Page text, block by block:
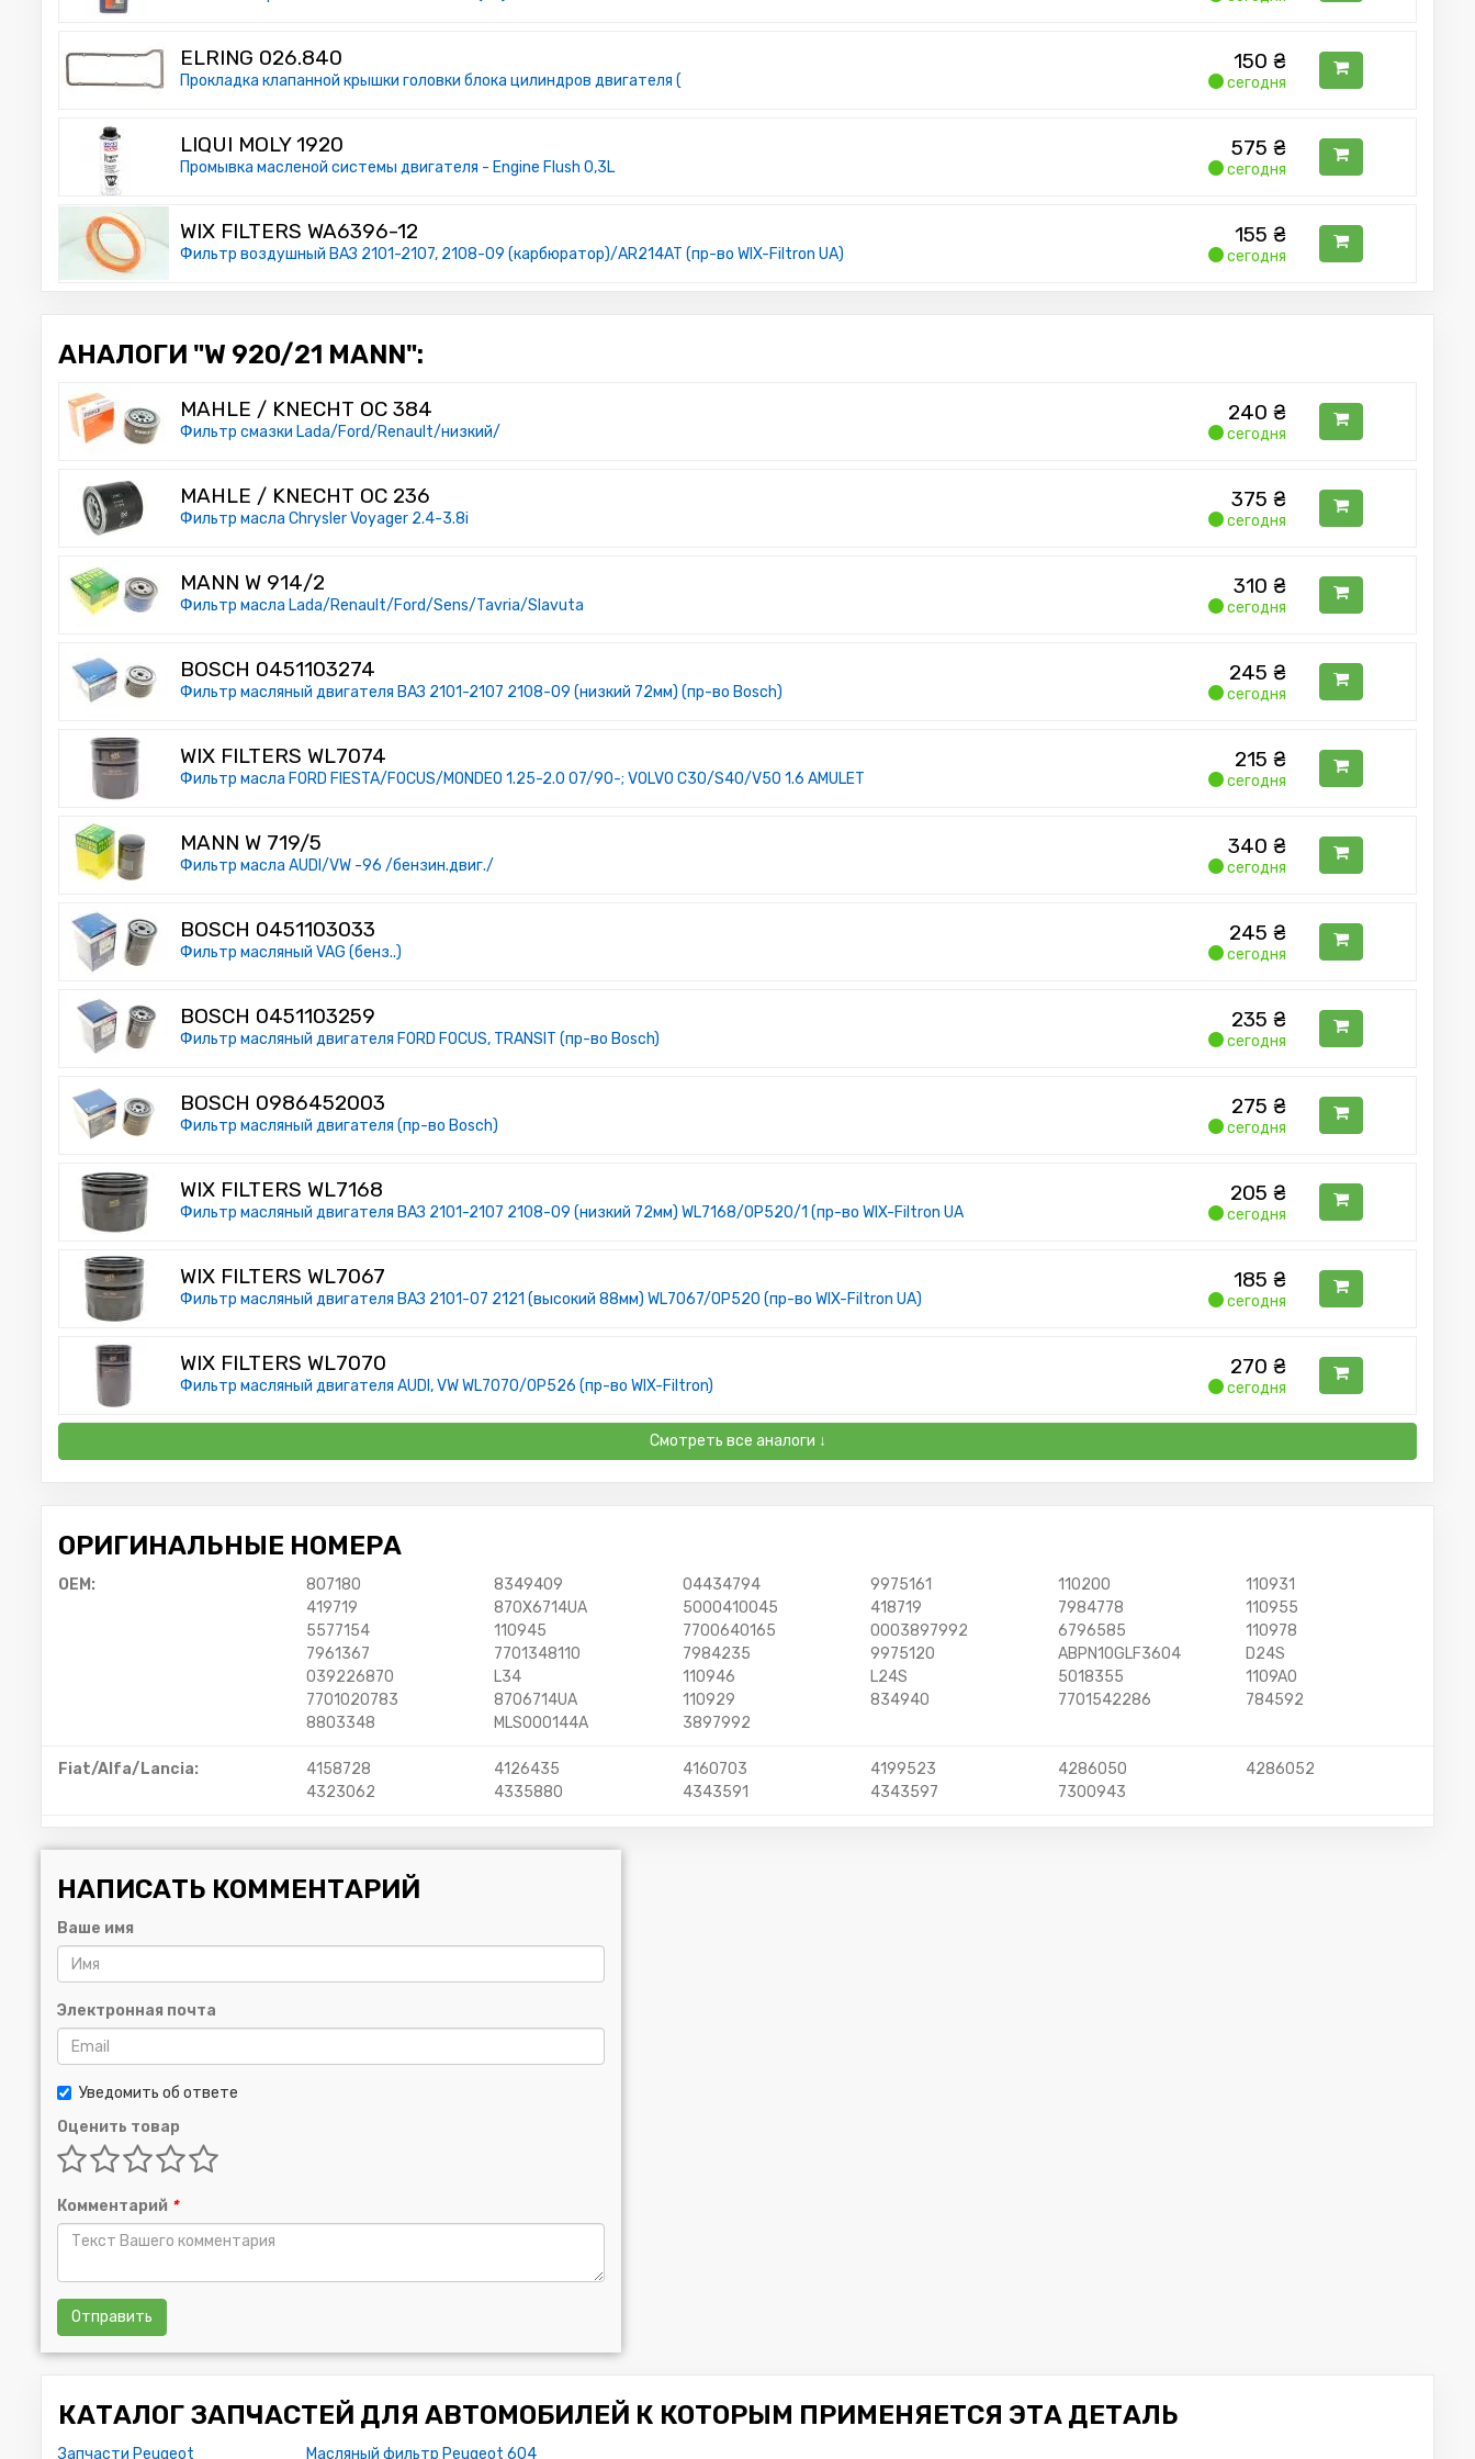
ELRING 026.840
Прокладка клапанной крышки головки блока цилиндров двигателя (
150 ₴
сегодня
LIQUI MOLY 1920
Промывка масленой системы двигателя - Engine Flush 0,3L
575 ₴
сегодня
WIX FILTERS WA6396-12
Фильтр воздушный ВАЗ 2101-2107, 2108-09 (карбюратор)/AR214AT (пр-во WIX-Filtron UA)
155 ₴
сегодня
АНАЛОГИ "W 920/21 MANN":
MAHLE / KNECHT OC 384
Фильтр смазки Lada/Ford/Renault/низкий/
240 ₴
сегодня
MAHLE / KNECHT OC 236
Фильтр масла Chrysler Voyager 2.4-3.8i
375 ₴
сегодня
MANN W 914/2
Фильтр масла Lada/Renault/Ford/Sens/Tavria/Slavuta
310 ₴
сегодня
BOSCH 0451103274
Фильтр масляный двигателя ВАЗ 2101-2107 2108-09 (низкий 72мм) (пр-во Bosch)
245 ₴
сегодня
WIX FILTERS WL7074
Фильтр масла FORD FIESTA/FOCUS/MONDEO 1.25-2.0 07/90-; VOLVO C30/S40/V50 1.6 AMULET
215 ₴
сегодня
MANN W 719/5
Фильтр масла AUDI/VW -96 /бензин.двиг./
340 ₴
сегодня
BOSCH 0451103033
Фильтр масляный VAG (бенз..)
245 ₴
сегодня
BOSCH 0451103259
Фильтр масляный двигателя FORD FOCUS, TRANSIT (пр-во Bosch)
235 ₴
сегодня
BOSCH 0986452003
Фильтр масляный двигателя (пр-во Bosch)
275 ₴
сегодня
WIX FILTERS WL7168
Фильтр масляный двигателя ВАЗ 2101-2107 2108-09 (низкий 72мм) WL7168/OP520/1 (пр-во WIX-Filtron UA)
205 ₴
сегодня
WIX FILTERS WL7067
Фильтр масляный двигателя ВАЗ 2101-07 2121 (высокий 88мм) WL7067/OP520 (пр-во WIX-Filtron UA)
185 ₴
сегодня
WIX FILTERS WL7070
Фильтр масляный двигателя AUDI, VW WL7070/OP526 (пр-во WIX-Filtron)
270 ₴
сегодня
Смотреть все аналоги ↓
ОРИГИНАЛЬНЫЕ НОМЕРА
OEM: 807180 8349409 04434794 9975161 110200
110931
419719
870X6714UA 5000410045 418719 7984778
110955
5577154
110945 7700640165 0003897992 6796585
110978
7961367
7701348110 7984235 9975120 ABPN10GLF3604
D24S
039226870
L34 110946 L24S 5018355
1109A0
7701020783
8706714UA 110929 834940 7701542286
784592
8803348
MLS000144A 3897992
Fiat/Alfa/Lancia: 4158728 4126435 4160703 4199523 4286050
4286052
4323062
4335880 4343591 4343597 7300943
НАПИСАТЬ КОММЕНТАРИЙ
Ваше имя
Электронная почта
Уведомить об ответе
Оценить товар
Комментарий *
Отправить
КАТАЛОГ ЗАПЧАСТЕЙ ДЛЯ АВТОМОБИЛЕЙ К КОТОРЫМ ПРИМЕНЯЕТСЯ ЭТА ДЕТАЛЬ
Запчасти Peugeot Масляный фильтр Peugeot 604